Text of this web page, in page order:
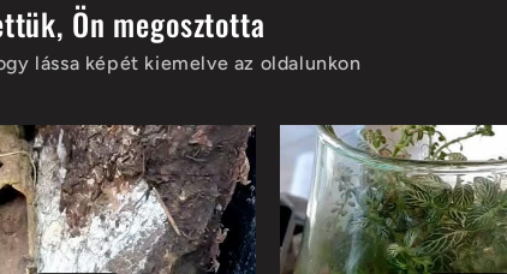
Ön megosztotta
lássa képét kiemelve az oldalunkon